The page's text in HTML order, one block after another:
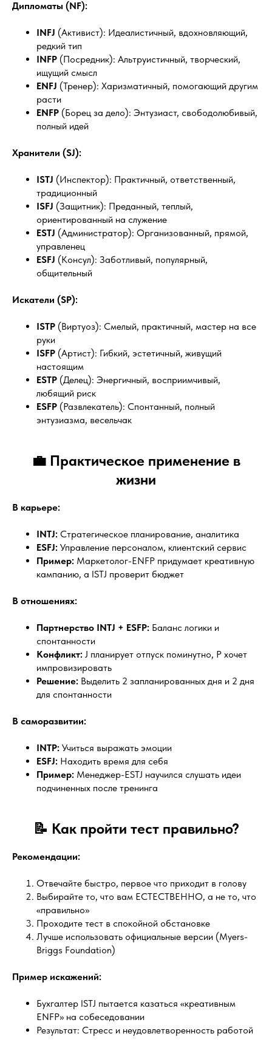
Дипломаты (NF):
INFJ (Активист): Идеалистичный, вдохновляющий,
редкий тип
INFP (Посредник): Альтруистичный, творческий,
ищущий смысл
ENFJ (Тренер): Харизматичный, помогающий другим
расти
ENFP (Борец за дело): Энтузиаст, свободолюбивый,
полный идей
Хранители (SJ):
ISTJ (Инспектор): Практичный, ответственный,
традиционный
ISFJ (Защитник): Преданный, теплый,
ориентированный на служение
ESTJ (Администратор): Организованный, прямой,
управленец
ESFJ (Консул): Заботливый, популярный,
общительный
Искатели (SP):
ISTP (Виртуоз): Смелый, практичный, мастер на все
руки
ISFP (Артист): Гибкий, эстетичный, живущий
настоящим
ESTP (Делец): Энергичный, восприимчивый,
любящий риск
ESFP (Развлекатель): Спонтанный, полный
энтузиазма, весельчак
💼 Практическое применение в
жизни
В карьере:
INTJ: Стратегическое планирование, аналитика
ESFJ: Управление персоналом, клиентский сервис
Пример: Маркетолог-ENFP придумает креативную
кампанию, а ISTJ проверит бюджет
В отношениях:
Партнерство INTJ + ESFP: Баланс логики и
спонтанности
Конфликт: J планирует отпуск поминутно, P хочет
импровизировать
Решение: Выделить 2 запланированных дня и 2 дня
для спонтанности
В саморазвитии:
INTP: Учиться выражать эмоции
ESFJ: Находить время для себя
Пример: Менеджер-ESTJ научился слушать идеи
подчиненных после тренинга
📝 Как пройти тест правильно?
Рекомендации:
Отвечайте быстро, первое что приходит в голову
Выбирайте то, что вам ЕСТЕСТВЕННО, а не то, что
«правильно»
Проходите тест в спокойной обстановке
Лучше использовать официальные версии (Myers-
Briggs Foundation)
Пример искажений:
Бухгалтер ISTJ пытается казаться «креативным
ENFP» на собеседовании
Результат: Стресс и неудовлетворенность работой